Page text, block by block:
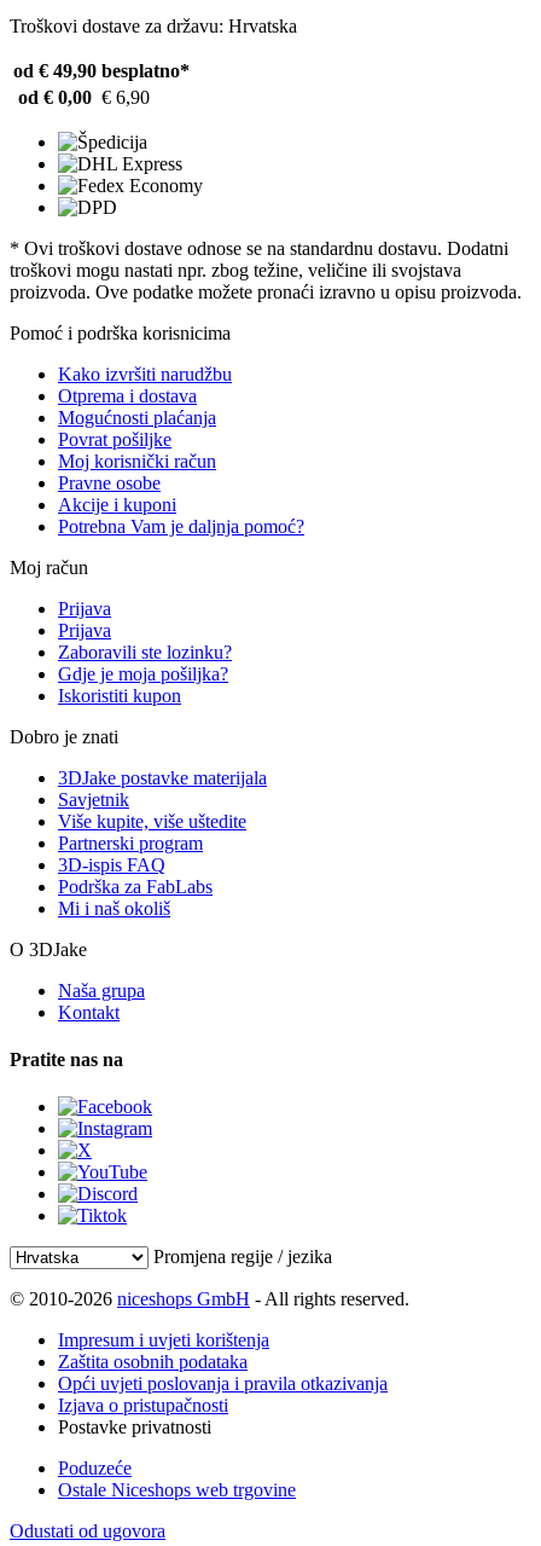
Troškovi dostave za državu: Hrvatska
od € 49,90 besplatno*
od € 0,00 € 6,90
* Ovi troškovi dostave odnose se na standardnu ​​dostavu. Dodatni
troškovi mogu nastati npr. zbog težine, veličine ili svojstava
proizvoda. Ove podatke možete pronaći izravno u opisu proizvoda.
Pomoć i podrška korisnicima
Kako izvršiti narudžbu
Otprema i dostava
Mogućnosti plaćanja
Povrat pošiljke
Moj korisnički račun
Pravne osobe
Akcije i kuponi
Potrebna Vam je daljnja pomoć?
Moj račun
Prijava
Prijava
Zaboravili ste lozinku?
Gdje je moja pošiljka?
Iskoristiti kupon
Dobro je znati
3DJake postavke materijala
Savjetnik
Više kupite, više uštedite
Partnerski program
3D-ispis FAQ
Podrška za FabLabs
Mi i naš okoliš
O 3DJake
Naša grupa
Kontakt
Pratite nas na
Promjena regije / jezika
© 2010-2026 niceshops GmbH - All rights reserved.
Impresum i uvjeti korištenja
Zaštita osobnih podataka
Opći uvjeti poslovanja i pravila otkazivanja
Izjava o pristupačnosti
Postavke privatnosti
Poduzeće
Ostale Niceshops web trgovine
Odustati od ugovora